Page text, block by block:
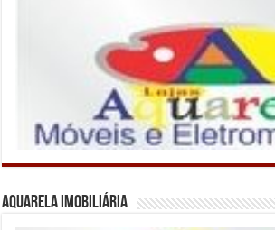
Aquarela Imobiliária